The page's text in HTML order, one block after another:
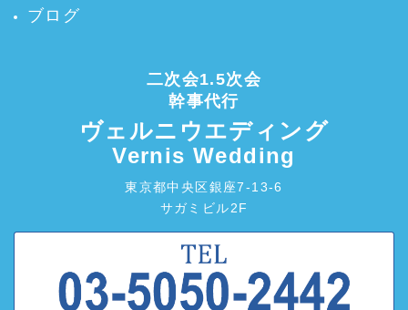
ブログ
二次会1.5次会
幹事代行
ヴェルニウエディング
Vernis Wedding
東京都中央区銀座7-13-6
サガミビル2F